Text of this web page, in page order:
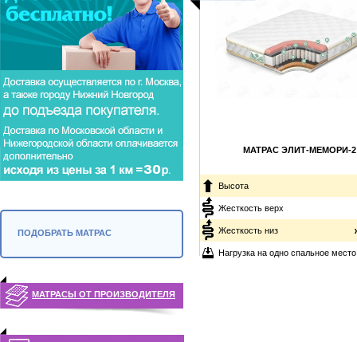
МАТРАС ЭЛИТ-МЕМОРИ-2
Высота
Жесткость верх
Жесткость низ
Нагрузка на одно спальное место
ПОДОБРАТЬ МАТРАС
МАТРАСЫ ОТ ПРОИЗВОДИТЕЛЯ